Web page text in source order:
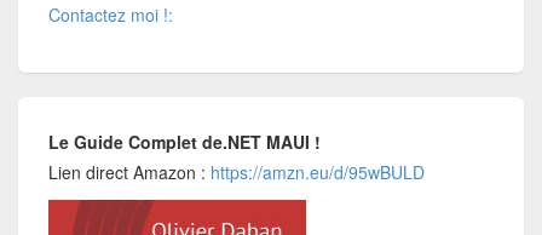
Contactez moi !:
Le Guide Complet de.NET MAUI !
Lien direct Amazon : https://amzn.eu/d/95wBULD